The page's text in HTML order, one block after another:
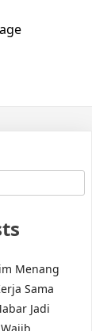
Menang
Sama
Jadi